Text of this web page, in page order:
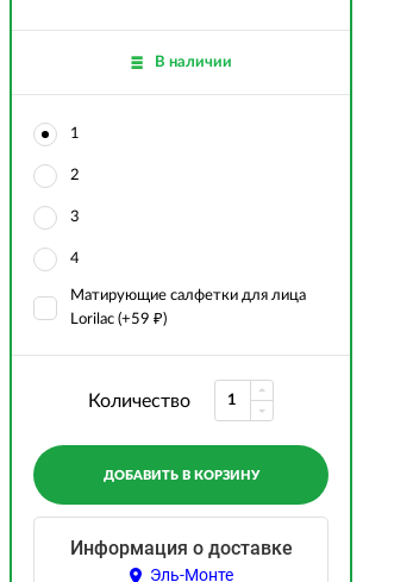
В наличии
1
2
3
4
Матирующие салфетки для лица
Lorilac (+59 ₽)
Количество
ДОБАВИТЬ В КОРЗИНУ
Информация о доставке
Эль-Монте